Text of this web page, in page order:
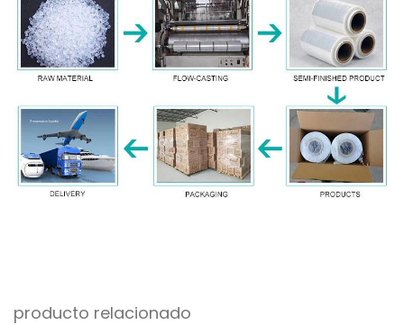
producto relacionado